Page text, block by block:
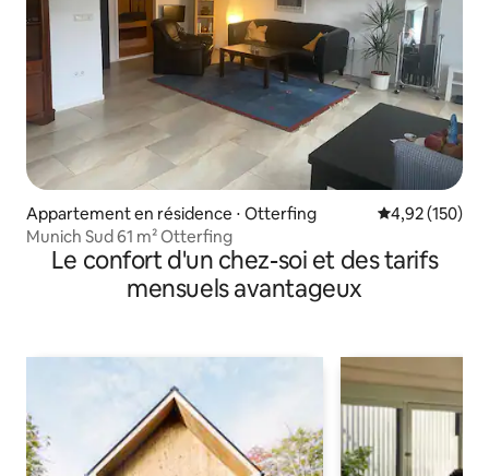
Appartement en résidence ⋅ Otterfing Évaluation
4,92 (150)
Munich Sud 61 m² Otterfing
Le confort d'un chez-soi et des tarifs
mensuels avantageux